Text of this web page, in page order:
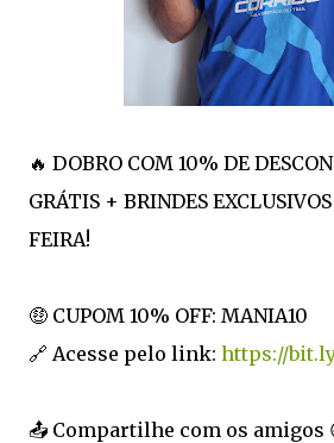
🔥 DOBRO COM 10% DE
GRÁTIS + BRINDES
FEIRA!
🤑 CUPOM 10% OFF: MANIA10
🔗 Acesse pelo link: https://
📤 Compartilhe com os amigos